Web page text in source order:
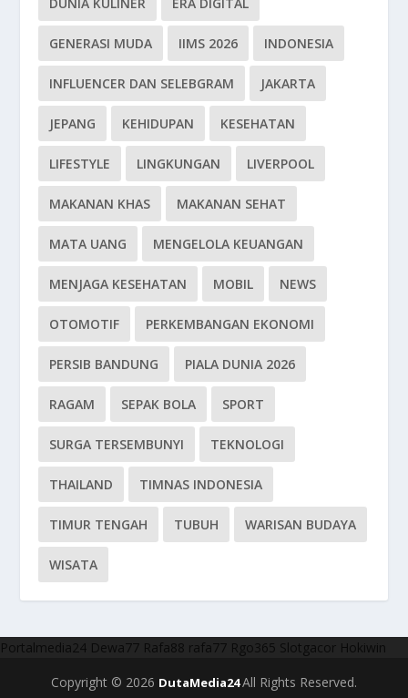
DUNIA KULINER ERA DIGITAL
GENERASI MUDA IIMS 2026 INDONESIA
INFLUENCER DAN SELEBGRAM JAKARTA
JEPANG KEHIDUPAN KESEHATAN
LIFESTYLE LINGKUNGAN LIVERPOOL
MAKANAN KHAS MAKANAN SEHAT
MATA UANG MENGELOLA KEUANGAN
MENJAGA KESEHATAN MOBIL NEWS
OTOMOTIF PERKEMBANGAN EKONOMI
PERSIB BANDUNG PIALA DUNIA 2026
RAGAM SEPAK BOLA SPORT
SURGA TERSEMBUNYI TEKNOLOGI
THAILAND TIMNAS INDONESIA
TIMUR TENGAH TUBUH WARISAN BUDAYA
WISATA
Portalmedia24 Dewa77 Rafa88 rafa77 Rgo365 Slotgacor Hokiwin
Copyright © 2026 DutaMedia24All Rights Reserved.